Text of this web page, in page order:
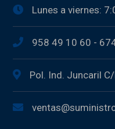
Lunes a viernes:
958 49 10 60 -
Pol. Ind. Juncaril